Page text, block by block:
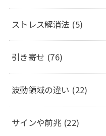
ストレス解消法 (5)
引き寄せ (76)
波動領域の違い (22)
サインや前兆 (22)